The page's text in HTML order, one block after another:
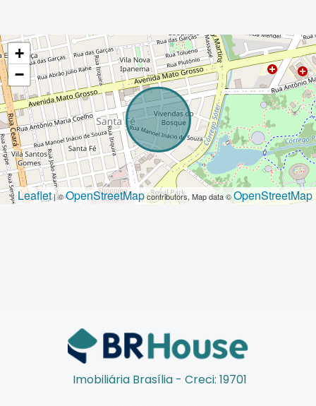
+
−
Leaflet| ©OpenStreetMapcontributors, Map data ©OpenStreetMap
Imobiliária Brasília - Creci: 19701